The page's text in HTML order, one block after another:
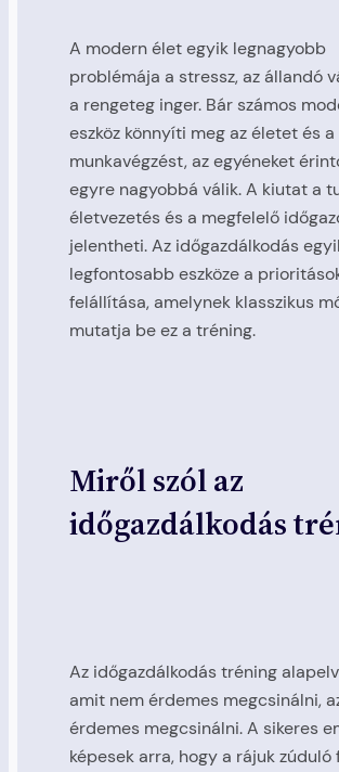
A modern élet egyik legnagyobb
problémája a stressz, az állandó
a rengeteg inger. Bár számos
eszköz könnyíti meg az életet és a
munkavégzést, az egyéneket
egyre nagyobbá válik. A kiutat a
életvezetés és a megfelelő
jelentheti. Az időgazdálkodás
legfontosabb eszköze a
felállítása, amelynek klasszikus
mutatja be ez a tréning.
Miről szól az
időgazdálkodás
Az időgazdálkodás tréning
amit nem érdemes megcsinálni,
érdemes megcsinálni. A sikeres
képesek arra, hogy a rájuk